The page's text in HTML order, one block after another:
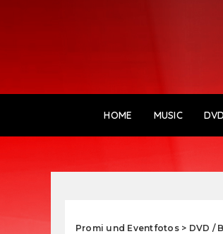
HOME MUSIC
Promi und Eventfotos> DVD /